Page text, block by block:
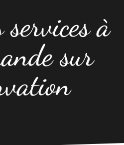
services à
sur